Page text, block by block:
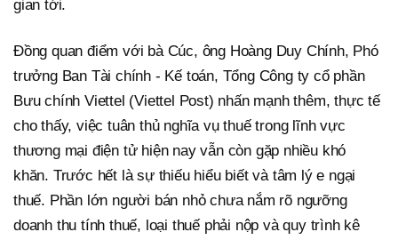
gian tới.
Đồng quan điểm với bà Cúc, ông Hoàng Duy Chính, Phó
trưởng Ban Tài chính - Kế toán, Tổng Công ty cổ phần
Bưu chính Viettel (Viettel Post) nhấn mạnh thêm, thực tế
cho thấy, việc tuân thủ nghĩa vụ thuế trong lĩnh vực
thương mại điện tử hiện nay vẫn còn gặp nhiều khó
khăn. Trước hết là sự thiếu hiểu biết và tâm lý e ngại
thuế. Phần lớn người bán nhỏ chưa nắm rõ ngưỡng
doanh thu tính thuế, loại thuế phải nộp và quy trình kê